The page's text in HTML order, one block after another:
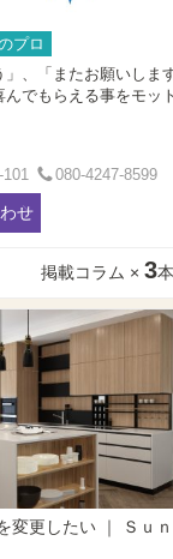
プロ
、「またお願いしま
でもらえる事をモッ
101 080-4247-8599
せ
掲載コラム × 3本
変更したい ｜ Ｓｕｎ